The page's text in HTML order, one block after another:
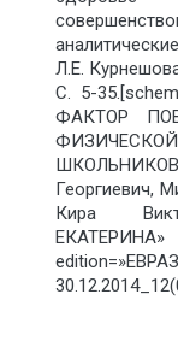
Л.Е.
С. 5-
ФАКТОР
Георгиевич,
Кира